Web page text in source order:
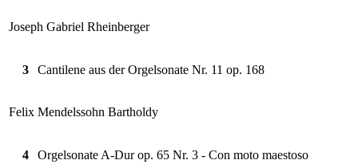
Joseph Gabriel Rheinberger
3 Cantilene aus der Orgelsonate Nr. 11 op. 168
Felix Mendelssohn Bartholdy
4 Orgelsonate A-Dur op. 65 Nr. 3 - Con moto maestoso